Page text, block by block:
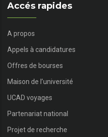
Accés rapides
A propos
Appels à candidatures
Offres de bourses
Maison de l’université
UCAD voyages
Partenariat national
Projet de recherche